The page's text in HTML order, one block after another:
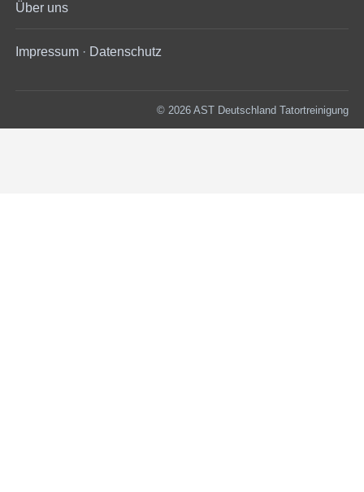
Über uns
Impressum · Datenschutz
© 2026 AST Deutschland Tatortreinigung